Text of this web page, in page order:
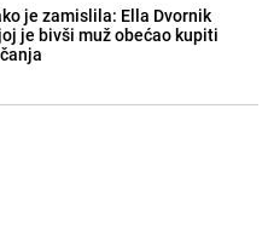
je zamislila: Ella Dvornik
je bivši muž obećao kupiti